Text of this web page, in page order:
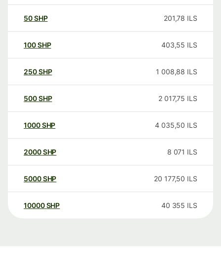
50SHP 201,78 ILS
100SHP 403,55 ILS
250SHP 1 008,88 ILS
500SHP 2 017,75 ILS
1000SHP 4 035,50 ILS
2000SHP 8 071 ILS
5000SHP 20 177,50 ILS
10000 SHP 40 355 ILS